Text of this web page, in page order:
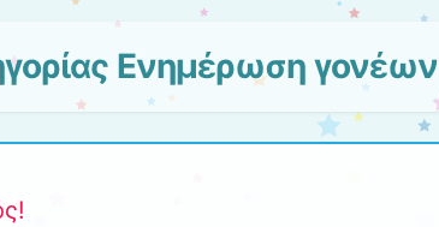
Ενημέρωση γονέων